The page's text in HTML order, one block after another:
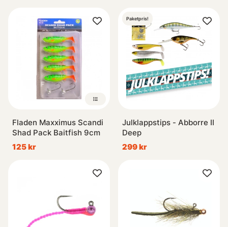
Fladen Maxximus Scandi
Shad Pack Baitfish 9cm
125 kr
Paketpris!
Julklappstips - Abborre II
Deep
299 kr